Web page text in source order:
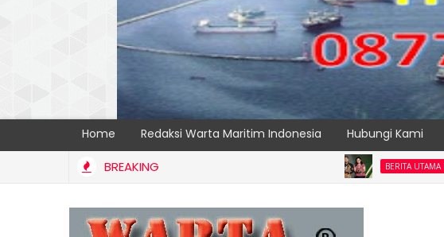
Home Redaksi Warta Maritim Indonesia Hubungi Kami
BREAKING BERITA UTAMA PELABUHAN